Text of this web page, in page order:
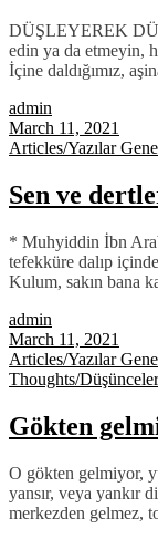
DÜŞLEYEREK
edin ya da etmeyin,
İçine daldığımız,
admin
March 11, 2021
Articles/Yazılar
Sen ve
* Muhyiddin İbn
tefekküre dalıp
Kulum, sakın bana
admin
March 11, 2021
Articles/Yazılar
Thoughts/
Gökten
O gökten gelmiyor,
yansır, veya yankır
merkezden gelmez,